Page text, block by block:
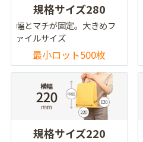
規格サイズ280
幅とマチが固定。大きめフ
ァイルサイズ
最小ロット500枚
規格サイズ220